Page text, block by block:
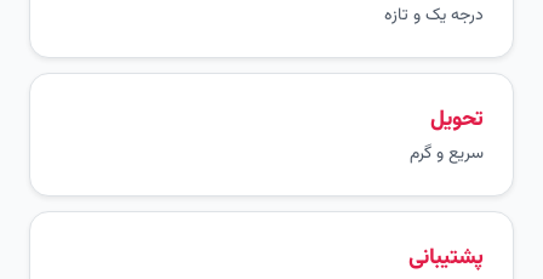
درجه یک و تازه
سریع و گرم
پشتیبانی